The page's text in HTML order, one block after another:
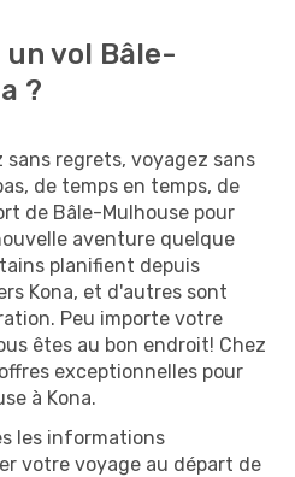
vol Bâle-
?
sans regrets, voyagez sans
de temps en temps, de
de Bâle-Mulhouse pour
aventure quelque
planifient depuis
Kona, et d'autres sont
Peu importe votre
êtes au bon endroit! Chez
exceptionnelles pour
à Kona.
les informations
votre voyage au départ de